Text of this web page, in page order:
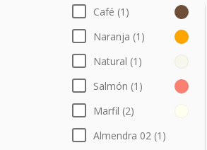
Café (1)
Naranja (1)
Natural (1)
Salmón (1)
Marfil (2)
Almendra 02 (1)